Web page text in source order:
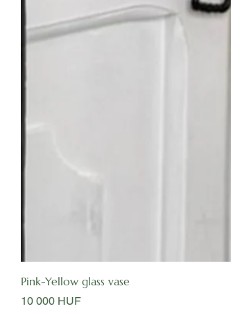
Pink-Yellow glass vase
Цена
10 000 HUF